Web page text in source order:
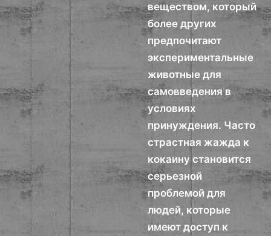
веществом, который
более других
предпочитают
экспериментальные
животные для
самовведения в
условиях
принуждения. Часто
страстная жажда к
кокаину становится
серьезной
проблемой для
людей, которые
имеют доступ к